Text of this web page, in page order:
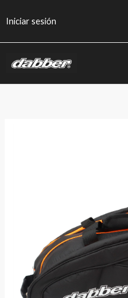
Iniciar sesión